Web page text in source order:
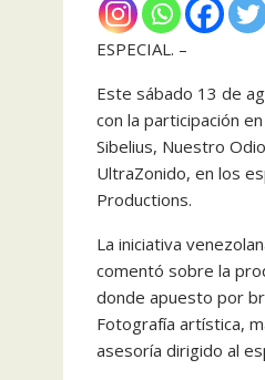
ESPECIAL. –
Este sábado 13 de
con la participación
Sibelius, Nuestro
UltraZonido, en los
Productions.
La iniciativa
comentó sobre la
donde apuesto por
Fotografía artística,
asesoría dirigido al